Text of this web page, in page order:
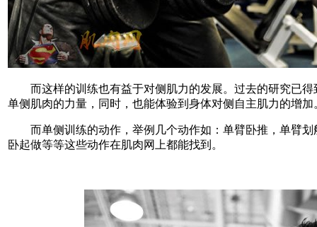
而这样的训练也有益于对侧肌力的发展。过去的研究已得
单侧肌肉的力量，同时，也能体验到身体对侧自主肌力的增加
而单侧训练的动作，举例几个动作如：单臂卧推，单臂划
卧起做等等这些动作在肌肉网上都能找到。